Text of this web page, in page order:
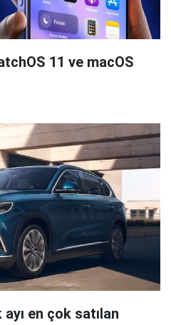
11 ve macOS
en çok satılan